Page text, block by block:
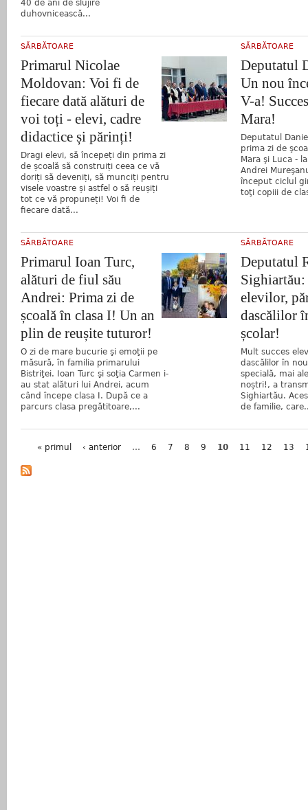
40 de ani de slujire
duhovnicească...
SĂRBĂTOARE
Primarul Nicolae
Moldovan: Voi fi de
fiecare dată alături de
voi toți - elevi, cadre
didactice și părinți!
Dragi elevi, să începeți din prima zi
de școală să construiți ceea ce vă
doriți să deveniți, să munciți pentru
visele voastre și astfel o să reușiți
tot ce vă propuneți! Voi fi de
fiecare dată...
SĂRBĂTOARE
Deputatul
Un nou
V-a!
Mara!
Deputatul
prima zi de
Mara şi Luca -
Andrei
început ciclul
toţi copiii de
SĂRBĂTOARE
Primarul Ioan Turc,
alături de fiul său
Andrei: Prima zi de
școală în clasa I! Un an
plin de reușite tuturor!
O zi de mare bucurie şi emoţii pe
măsură, în familia primarului
Bistriţei. Ioan Turc şi soţia Carmen i-
au stat alături lui Andrei, acum
când începe clasa I. După ce a
parcurs clasa pregătitoare,...
SĂRBĂTOARE
Deputatul
elevilor,
dascălilor
școlar!
Mult succes
dascălilor în
specială, mai
noștri!, a
Sighiartău.
de familie,
Pagini
« primul ‹ anterior … 6 7 8 9 10 11 12 13